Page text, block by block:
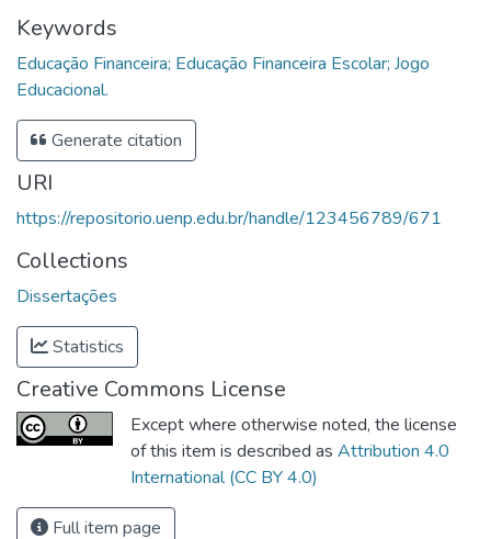
Keywords
Educação Financeira; Educação Financeira Escolar; Jogo
Educacional.
Generate citation
URI
https://repositorio.uenp.edu.br/handle/123456789/671
Collections
Dissertações
Statistics
Creative Commons License
Except where otherwise noted, the license
of this item is described as Attribution 4.0
International (CC BY 4.0)
Full item page